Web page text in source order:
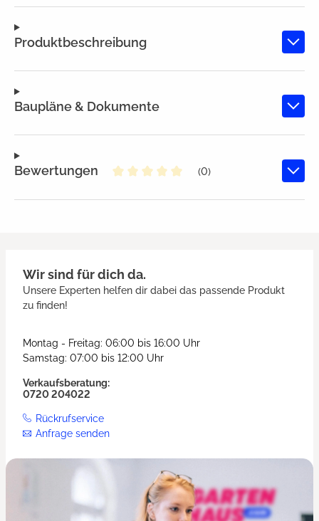
Produktbeschreibung
Baupläne & Dokumente
Bewertungen
(0)
Wir sind für dich da.
Unsere Experten helfen dir dabei das passende Produkt
zu finden!
Montag - Freitag: 06:00 bis 16:00 Uhr
Samstag: 07:00 bis 12:00 Uhr
Verkaufsberatung:
0720 204022
Rückrufservice
Anfrage senden